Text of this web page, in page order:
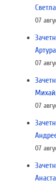
07
07
07
07